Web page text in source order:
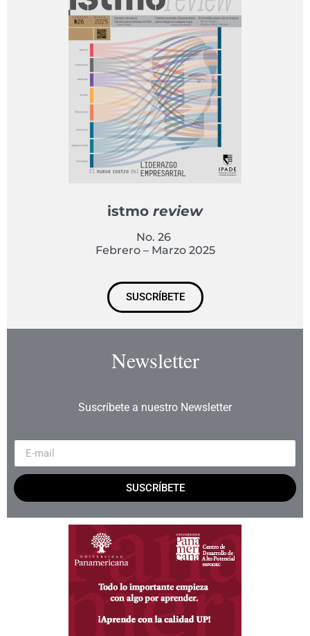
istmo review
No. 26
Febrero – Marzo 2025
SUSCRÍBETE
Newsletter
Suscríbete a nuestro Newsletter
SUSCRÍBETE